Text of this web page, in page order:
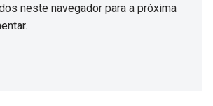
neste navegador para a próxima